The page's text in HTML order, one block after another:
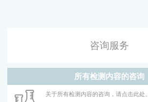
咨询服务
所有检测内容的咨询
关于所有检测内容的咨询，请点击此处。